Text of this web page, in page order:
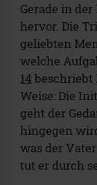
Gerade in
hervor. Die
geliebten
welche
14 beschriebt
Weise: Die
geht der
hingegen
was der
tut er durch